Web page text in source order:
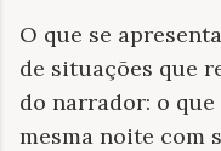
O que se
de situações que
do narrador: o
mesma noite com